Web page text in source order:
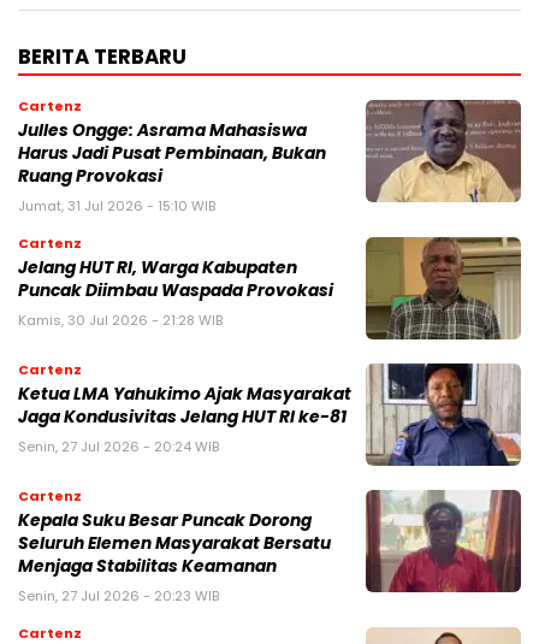
BERITA TERBARU
Cartenz
Julles Ongge: Asrama Mahasiswa
Harus Jadi Pusat Pembinaan, Bukan
Ruang Provokasi
Jumat, 31 Jul 2026 - 15:10 WIB
Cartenz
Jelang HUT RI, Warga Kabupaten
Puncak Diimbau Waspada Provokasi
Kamis, 30 Jul 2026 - 21:28 WIB
Cartenz
Ketua LMA Yahukimo Ajak Masyarakat
Jaga Kondusivitas Jelang HUT RI ke-81
Senin, 27 Jul 2026 - 20:24 WIB
Cartenz
Kepala Suku Besar Puncak Dorong
Seluruh Elemen Masyarakat Bersatu
Menjaga Stabilitas Keamanan
Senin, 27 Jul 2026 - 20:23 WIB
Cartenz